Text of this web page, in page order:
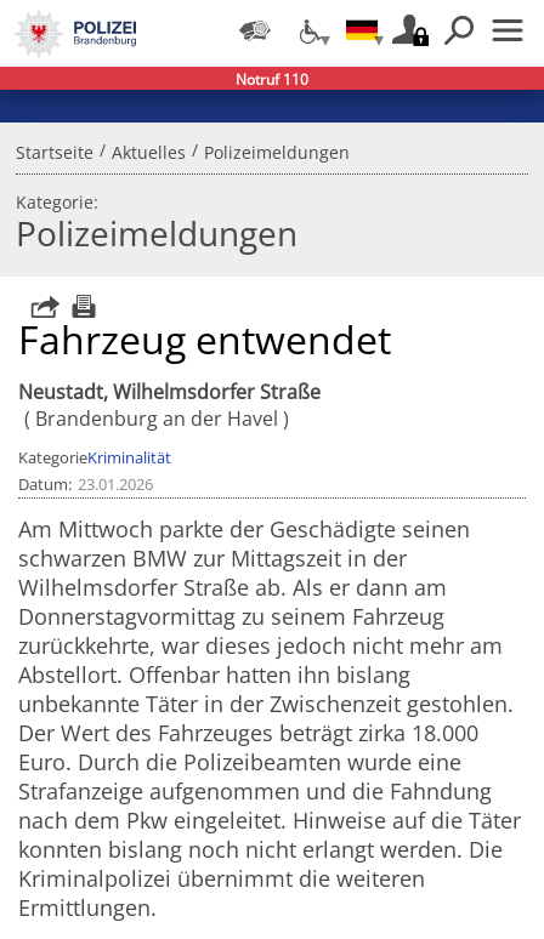
Startseite / Aktuelles / Polizeimeldungen
Kategorie:
Polizeimeldungen
Fahrzeug entwendet
Neustadt, Wilhelmsdorfer Straße
Brandenburg an der Havel
KategorieKriminalität
Datum 23.01.2026
Am Mittwoch parkte der Geschädigte seinen
schwarzen BMW zur Mittagszeit in der
Wilhelmsdorfer Straße ab. Als er dann am
Donnerstagvormittag zu seinem Fahrzeug
zurückkehrte, war dieses jedoch nicht mehr am
Abstellort. Offenbar hatten ihn bislang
unbekannte Täter in der Zwischenzeit gestohlen.
Der Wert des Fahrzeuges beträgt zirka 18.000
Euro. Durch die Polizeibeamten wurde eine
Strafanzeige aufgenommen und die Fahndung
nach dem Pkw eingeleitet. Hinweise auf die Täter
konnten bislang noch nicht erlangt werden. Die
Kriminalpolizei übernimmt die weiteren
Ermittlungen.
Notruf 110